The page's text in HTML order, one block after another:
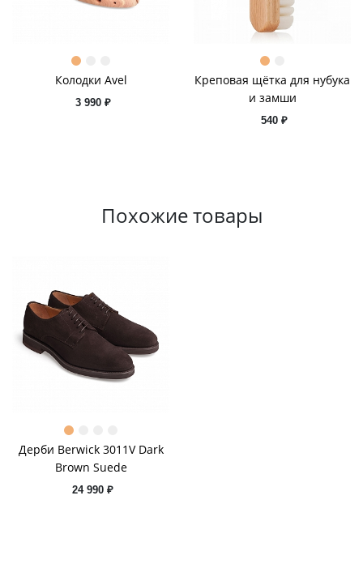
Колодки Avel
3 990 ₽
Креповая щётка для нубука
и замши
540 ₽
Похожие товары
Дерби Berwick 3011V Dark
Brown Suede
24 990 ₽